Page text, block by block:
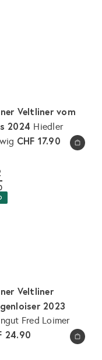
In den Warenkorb legen
Veltliner vom
2024 Hiedler
CHF 17.90
In den Warenkorb legen
Veltliner
2023
Fred Loimer
24.90